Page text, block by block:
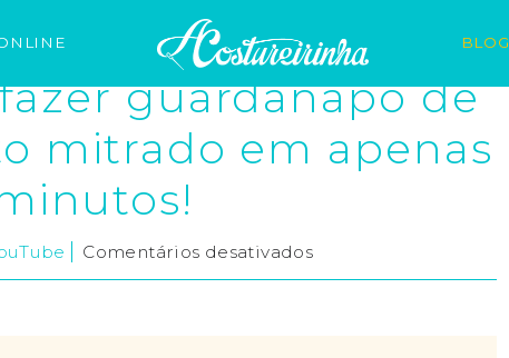
BLOG
guardanapo de
mitrado em apenas
Comentários desativados